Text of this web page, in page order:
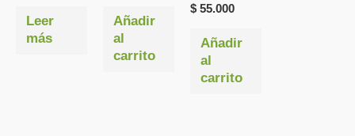
Leer
más
Añadir
al
carrito
$55.000
Añadir
al
carrito